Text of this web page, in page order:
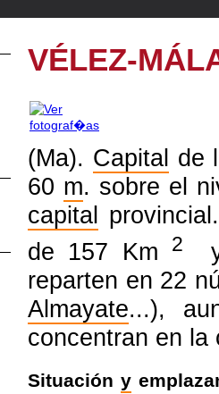
VÉLEZ-
(Ma). Capital de
60 m. sobre el
capital
de 157 Km
2
reparten en 22
Almayate...),
concentran en la
Situación y